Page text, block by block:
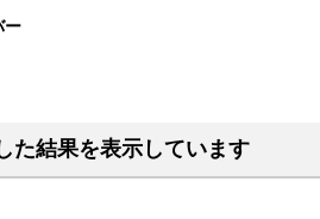
ー
た結果を表示しています